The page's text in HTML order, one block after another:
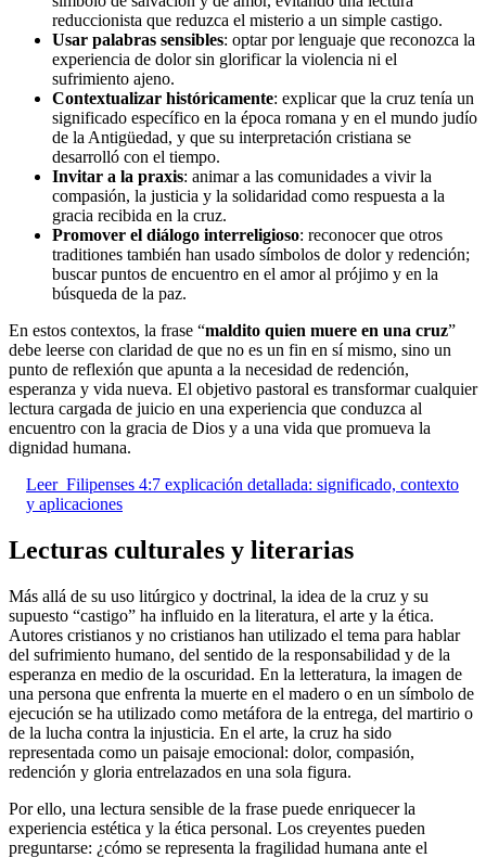
reduccionista que reduzca el misterio a un simple castigo.
Usar palabras sensibles: optar por lenguaje que reconozca la
experiencia de dolor sin glorificar la violencia ni el
sufrimiento ajeno.
Contextualizar históricamente: explicar que la cruz tenía un
significado específico en la época romana y en el mundo judío
de la Antigüedad, y que su interpretación cristiana se
desarrolló con el tiempo.
Invitar a la praxis: animar a las comunidades a vivir la
compasión, la justicia y la solidaridad como respuesta a la
gracia recibida en la cruz.
Promover el diálogo interreligioso: reconocer que otros
traditiones también han usado símbolos de dolor y redención;
buscar puntos de encuentro en el amor al prójimo y en la
búsqueda de la paz.
En estos contextos, la frase “maldito quien muere en una cruz”
debe leerse con claridad de que no es un fin en sí mismo, sino un
punto de reflexión que apunta a la necesidad de redención,
esperanza y vida nueva. El objetivo pastoral es transformar cualquier
lectura cargada de juicio en una experiencia que conduzca al
encuentro con la gracia de Dios y a una vida que promueva la
dignidad humana.
Leer Filipenses 4:7 explicación detallada: significado, contexto
y aplicaciones
Lecturas culturales y literarias
Más allá de su uso litúrgico y doctrinal, la idea de la cruz y su
supuesto “castigo” ha influido en la literatura, el arte y la ética.
Autores cristianos y no cristianos han utilizado el tema para hablar
del sufrimiento humano, del sentido de la responsabilidad y de la
esperanza en medio de la oscuridad. En la letteratura, la imagen de
una persona que enfrenta la muerte en el madero o en un símbolo de
ejecución se ha utilizado como metáfora de la entrega, del martirio o
de la lucha contra la injusticia. En el arte, la cruz ha sido
representada como un paisaje emocional: dolor, compasión,
redención y gloria entrelazados en una sola figura.
Por ello, una lectura sensible de la frase puede enriquecer la
experiencia estética y la ética personal. Los creyentes pueden
preguntarse: ¿cómo se representa la fragilidad humana ante el